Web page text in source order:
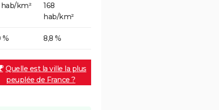
hab/km²
168
hab/km²
% 8,8 %
Quelle est la ville la plus
peuplée de France ?